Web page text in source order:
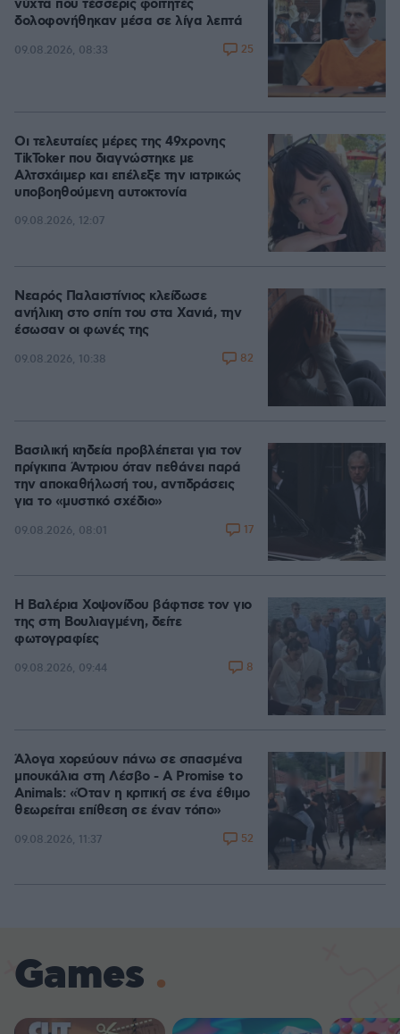
νύχτα που τέσσερις φοιτητές
δολοφονήθηκαν μέσα σε λίγα λεπτά
09.08.2026, 08:33 25
Οι τελευταίες μέρες της 49χρονης
TikToker που διαγνώστηκε με
Αλτσχάιμερ και επέλεξε την ιατρικώς
υποβοηθούμενη αυτοκτονία
09.08.2026, 12:07
Νεαρός Παλαιστίνιος κλείδωσε
ανήλικη στο σπίτι του στα Χανιά, την
έσωσαν οι φωνές της
09.08.2026, 10:38 82
Βασιλική κηδεία προβλέπεται για τον
πρίγκιπα Άντριου όταν πεθάνει παρά
την αποκαθήλωσή του, αντιδράσεις
για το «μυστικό σχέδιο»
09.08.2026, 08:01 17
Η Βαλέρια Χοψονίδου βάφτισε τον γιο
της στη Βουλιαγμένη, δείτε
φωτογραφίες
09.08.2026, 09:44 8
Άλογα χορεύουν πάνω σε σπασμένα
μπουκάλια στη Λέσβο - A Promise to
Animals: «Όταν η κριτική σε ένα έθιμο
θεωρείται επίθεση σε έναν τόπο»
09.08.2026, 11:37 52
Games